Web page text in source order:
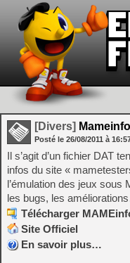
[Divers]
Posté le 26/08/2011 à
Il s’agit d’un fichier DAT
infos du site «
l’émulation des jeux sous
les bugs, les
Télécharger
Site Officiel
En savoir plus…